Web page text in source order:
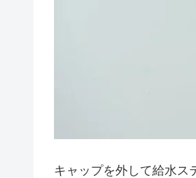
キャップを外して給水ス